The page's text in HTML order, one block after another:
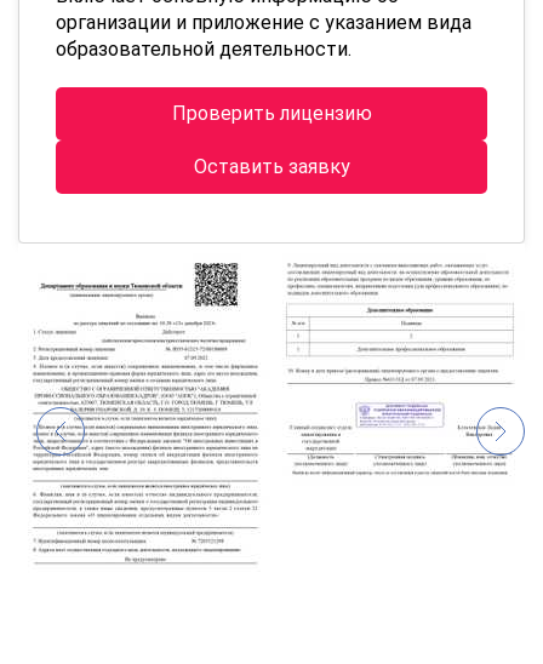
организации и приложение с указанием вида
образовательной деятельности.
Проверить лицензию
Оставить заявку